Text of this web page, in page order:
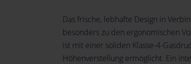
Das frische, lebhafte Design in
besonders zu den ergonomischen
ist mit einer soliden Klasse-4-
Höhenverstellung ermöglicht. Ein